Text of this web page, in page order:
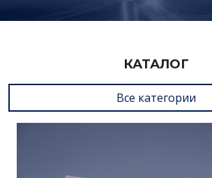
КАТАЛОГ
Все категории